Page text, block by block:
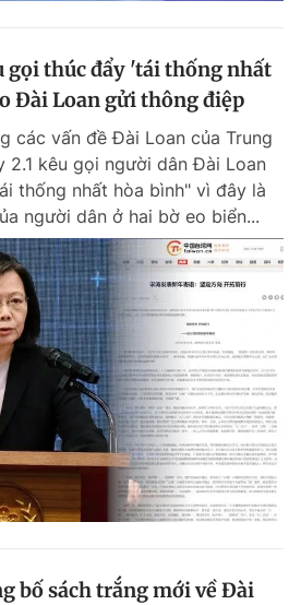
Dũng
Hưng
Trung
GP - BTTTT cấp ngày 24.3.2020
về Báo Thanh Niên. Cấm sao chép
có sự chấp thuận bằng văn bản.
JSC.
gọi thúc đẩy 'tái thống nhất
Đài Loan gửi thông điệp
các vấn đề Đài Loan của Trung
2.1 kêu gọi người dân Đài Loan
thống nhất hòa bình" vì đây là
người dân ở hai bờ eo biển...
bố sách trắng mới về Đài